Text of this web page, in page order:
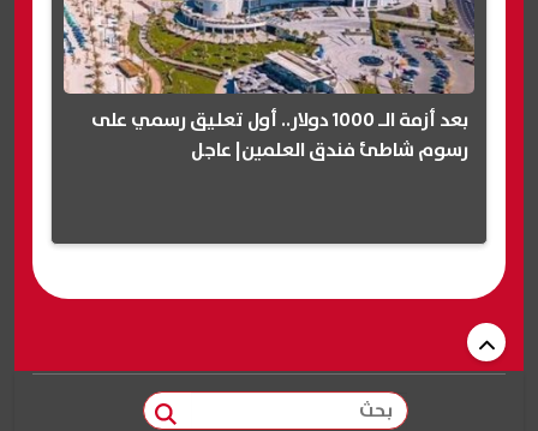
بعد أزمة الـ 1000 دولار.. أول تعليق رسمي على
رسوم شاطئ فندق العلمين| عاجل
بحث